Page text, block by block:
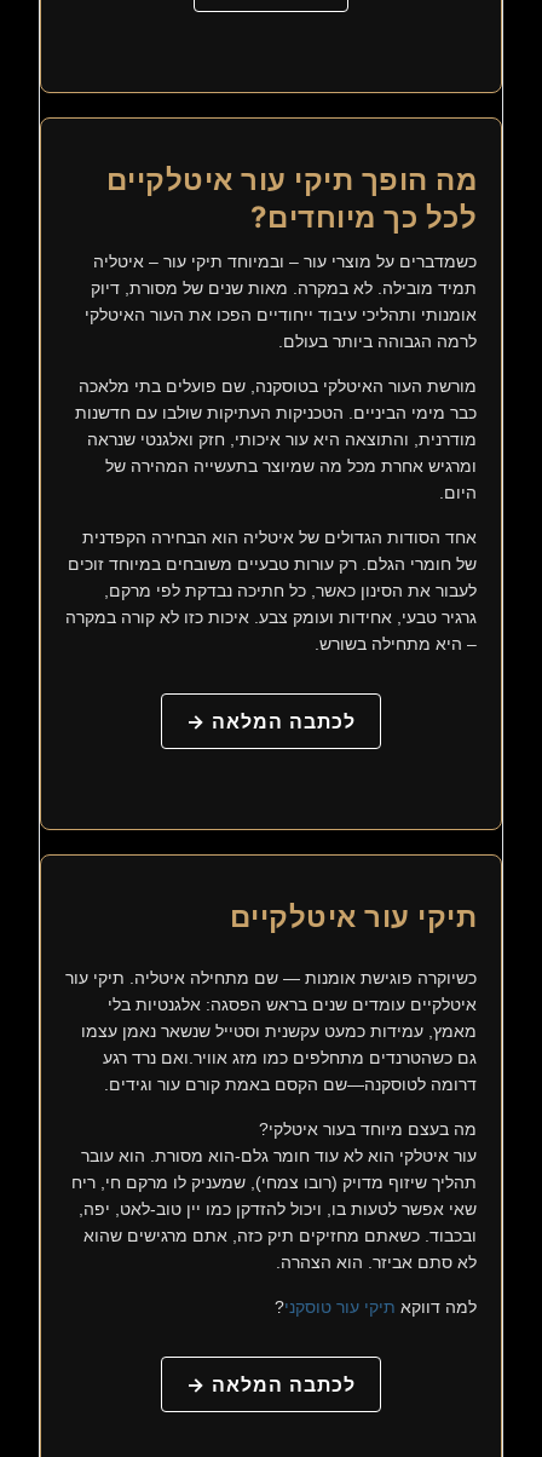
מה הופך תיקי עור איטלקיים
לכל כך מיוחדים?
כשמדברים על מוצרי עור – ובמיוחד תיקי עור – איטליה
תמיד מובילה. לא במקרה. מאות שנים של מסורת, דיוק
אומנותי ותהליכי עיבוד ייחודיים הפכו את העור האיטלקי
לרמה הגבוהה ביותר בעולם.
מורשת העור האיטלקי בטוסקנה, שם פועלים בתי מלאכה
כבר מימי הביניים. הטכניקות העתיקות שולבו עם חדשנות
מודרנית, והתוצאה היא עור איכותי, חזק ואלגנטי שנראה
ומרגיש אחרת מכל מה שמיוצר בתעשייה המהירה של
היום.
אחד הסודות הגדולים של איטליה הוא הבחירה הקפדנית
של חומרי הגלם. רק עורות טבעיים משובחים במיוחד זוכים
לעבור את הסינון כאשר, כל חתיכה נבדקת לפי מרקם,
גרגיר טבעי, אחידות ועומק צבע. איכות כזו לא קורה במקרה
– היא מתחילה בשורש.
לכתבה המלאה →
תיקי עור איטלקיים
כשיוקרה פוגישת אומנות — שם מתחילה איטליה. תיקי עור
איטלקיים עומדים שנים בראש הפסגה: אלגנטיות בלי
מאמץ, עמידות כמעט עקשנית וסטייל שנשאר נאמן עצמו
גם כשהטרנדים מתחלפים כמו מזג אוויר.ואם נרד רגע
דרומה לטוסקנה—שם הקסם באמת קורם עור וגידים.
מה בעצם מיוחד בעור איטלקי?
עור איטלקי הוא לא עוד חומר גלם-הוא מסורת. הוא עובר
תהליך שיזוף מדויק (רובו צמחי), שמעניק לו מרקם חי, ריח
שאי אפשר לטעות בו, ויכול להזדקן כמו יין טוב-לאט, יפה,
ובכבוד. כשאתם מחזיקים תיק כזה, אתם מרגישים שהוא
לא סתם אביזר. הוא הצהרה.
למה דווקא תיקי עור טוסקני?
לכתבה המלאה →